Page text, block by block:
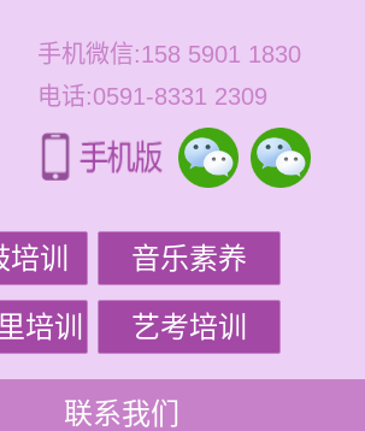
手机微信:158 5901 1830
电话:0591-8331 2309
训 音乐素养
培训 艺考培训
联系我们